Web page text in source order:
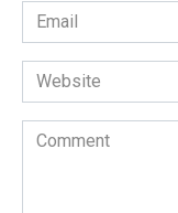
Email
*
Website
Comment